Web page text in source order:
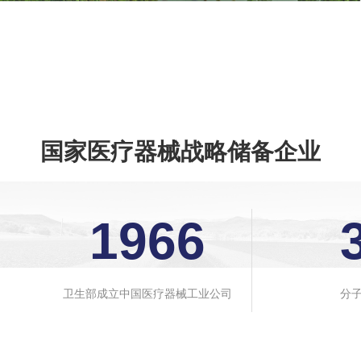
国家医疗器械战略储备企业
1966
卫生部成立中国医疗器械工业公司 分